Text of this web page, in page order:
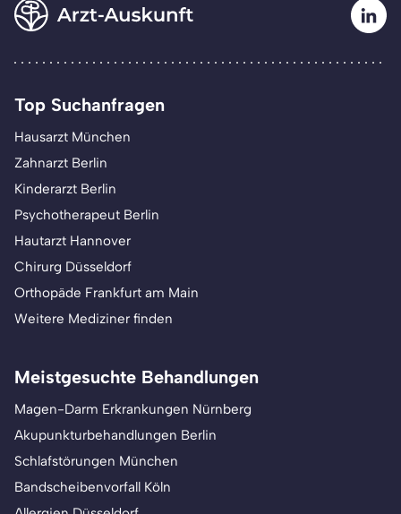
Top Suchanfragen
Hausarzt München
Zahnarzt Berlin
Kinderarzt Berlin
Psychotherapeut Berlin
Hautarzt Hannover
Chirurg Düsseldorf
Orthopäde Frankfurt am Main
Weitere Mediziner finden
Meistgesuchte Behandlungen
Magen-Darm Erkrankungen Nürnberg
Akupunkturbehandlungen Berlin
Schlafstörungen München
Bandscheibenvorfall Köln